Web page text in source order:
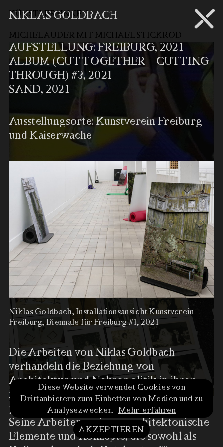
KÜNSTLER*INNEN
MICHEL AUDER MIT MICHAEL STICKROD
In Kollaboration mit Julius Martin-Humpert, Maristella
Witt, Ilja Zaharov und Franziska Rist im Kommunalen
…mehr
PATRIZIA BACH
Im Kunstverein Freiburg…mehr
NIKLAS GOLDBACH
AUFSTELLUNG: FREIBURG, 2021
ALBUM (CUT TOGETHER – CUTTING
THROUGH) #3, 2021
SAND, 2021
Ausstellungsorte: Kunstverein Freiburg
und Kaiserwache
Niklas Goldbach, Installationsansicht Kunstverein
Freiburg, Biennale für Freiburg #1, 2021
Die Arbeiten von Niklas Goldbach
verhandeln die Beziehung von
Architektur und Nekropolitik in ihren
modernistischen Traditionen und
post­modernen Erscheinungsformen.
Seine Arbeiten sezieren architektonische
Elemente und Konzepte, die sowohl als
Niklas Goldbach,
Installationsansicht
Kunstverein Freiburg,
Biennale für Freiburg #1, 2021
Diese Website verwendet Cookies von
Drittanbietern zum Einbetten von Medien und zu
Analysezwecken.Mehr erfahren
AKZEPTIEREN